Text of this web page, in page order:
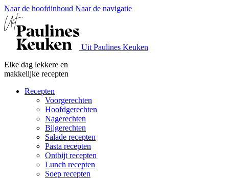
Naar de hoofdinhoud Naar de navigatie
Uit Paulines Keuken
Elke dag lekkere en
makkelijke recepten
Recepten
Voorgerechten
Hoofdgerechten
Nagerechten
Bijgerechten
Salade recepten
Pasta recepten
Ontbijt recepten
Lunch recepten
Soep recepten